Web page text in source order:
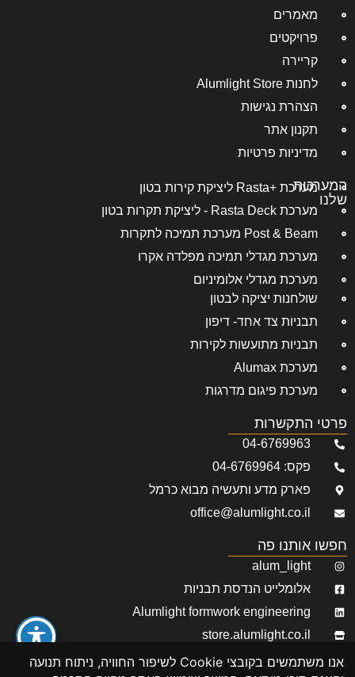
מאמרים
פרויקטים
קריירה
לחנות Alumlight Store
הצהרת נגישות
תקנון אתר
מדיניות פרטיות
המערכות
שלנו
מערכת +Rasta ליציקת קירות בטון
מערכת Rasta Deck - ליציקת תקרות בטון
Post & Beam מערכת תמיכה לתקרות
מערכת מגדלי תמיכה מפלדה אקרו
מערכת מגדלי אלומיניום
שולחנות יציקה לבטון
תבניות צד אחד- דיפון
תבניות מתועשות לקירות
מערכת Alumax
מערכת פיגום מדרגות
פרטי התקשרות
04-6769963
פקס: 04-6769964
פארק מדע ותעשיה מבוא כרמל
office@alumlight.co.il
חפשו אותנו פה
alum_light
אלומלייט הנדסת תבניות
Alumlight formwork engineering
store.alumlight.co.il
alumlight
אנו משתמשים בקובצי Cookie לשיפור החוויה, ניתוח תנועה